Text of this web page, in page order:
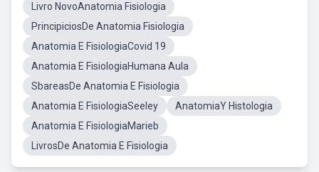
Livro NovoAnatomia Fisiologia
PrincipiciosDe Anatomia Fisiologia
Anatomia E FisiologiaCovid 19
Anatomia E FisiologiaHumana Aula
SbareasDe Anatomia E Fisiologia
Anatomia E FisiologiaSeeley
AnatomiaY Histologia
Anatomia E FisiologiaMarieb
LivrosDe Anatomia E Fisiologia